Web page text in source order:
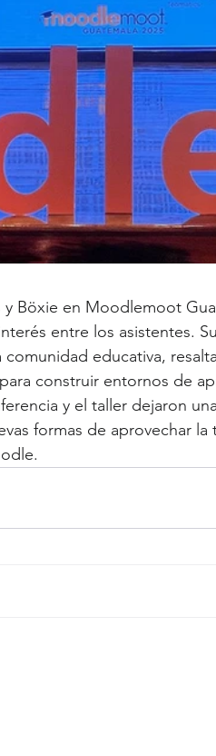
Böxie en Moodlemoot
entre los asistentes.
comunidad educativa,
construir entornos de
y el taller dejaron
formas de aprovechar